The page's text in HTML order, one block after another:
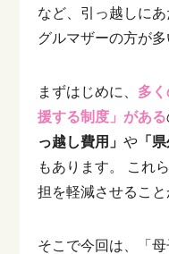
など、引っ越しに
グルマザーの方が多
まずはじめに、 多
援する制度」がある
っ越し費用」や 「
もあります。
これ
担を軽減させること
そこで今回は、「